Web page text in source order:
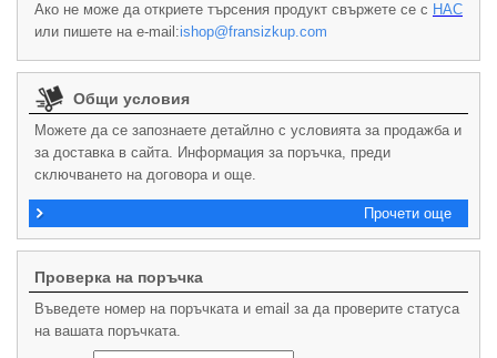
Ако не може да откриете търсения продукт свържете се с НАС
или пишете на e-mail:ishop@fransizkup.com
Общи условия
Можете да се запознаете детайлно с условията за продажба и
за доставка в сайта. Информация за поръчка, преди
сключването на договора и още.
Прочети още
Проверка на поръчка
Въведете номер на поръчката и email за да проверите статуса
на вашата поръчката.